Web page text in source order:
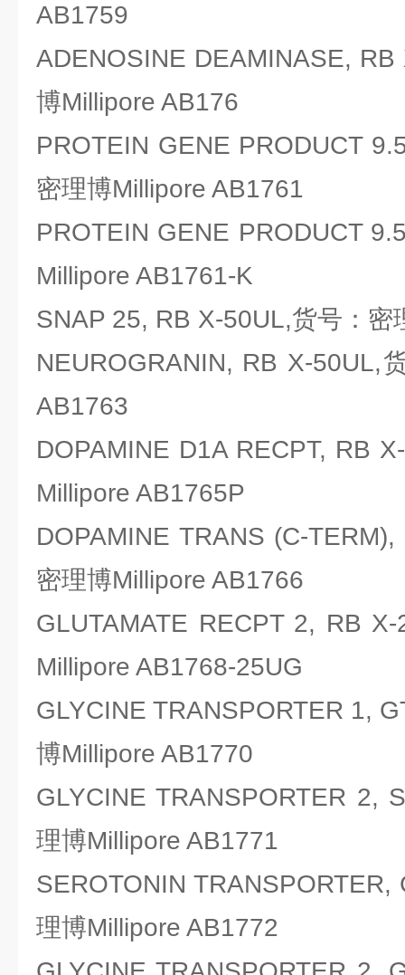
AB1759
ADENOSINE DEAMINASE,
博Millipore AB176
PROTEIN GENE PRODUCT
密理博Millipore AB1761
PROTEIN GENE PRODUCT
Millipore AB1761-K
SNAP 25, RB X-50UL,货号：密
NEUROGRANIN, RB X-50UL,
AB1763
DOPAMINE D1A RECPT, RB
Millipore AB1765P
DOPAMINE TRANS (C-
密理博Millipore AB1766
GLUTAMATE RECPT 2, RB
Millipore AB1768-25UG
GLYCINE TRANSPORTER 1,
博Millipore AB1770
GLYCINE TRANSPORTER 2,
理博Millipore AB1771
SEROTONIN
理博Millipore AB1772